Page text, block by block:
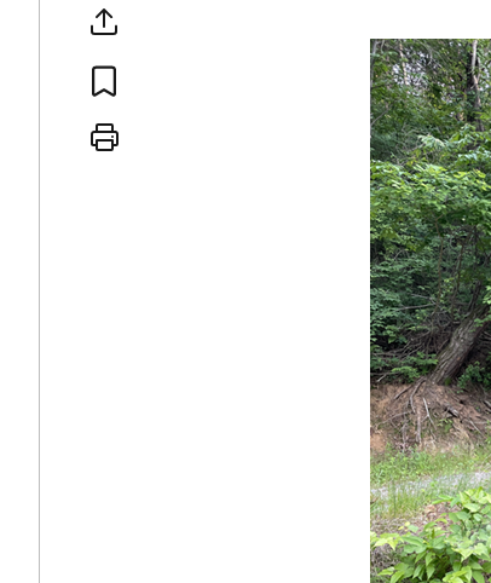
러시아-우크
전쟁의 추상화: 우크라
EU·우크라이나 드론 협
나토, 우크라 군사지원
우크라이나, 덴마크, 에
러·우크라, 대규모 공습